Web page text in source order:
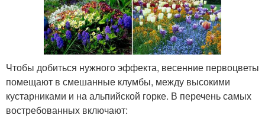
Чтобы добиться нужного эффекта, весенние первоцветы
помещают в смешанные клумбы, между высокими
кустарниками и на альпийской горке. В перечень самых
востребованных включают: